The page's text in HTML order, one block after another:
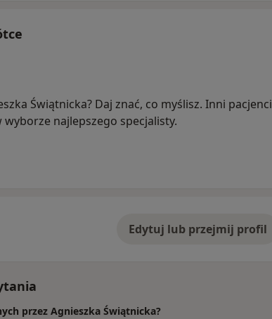
Świątnicka? Daj znać, co myślisz. Inni pacjenci
najlepszego specjalisty.
Edytuj lub przejmij profil
przez Agnieszka Świątnicka?